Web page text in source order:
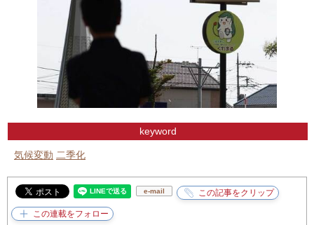
keyword
気候変動 二季化
e-mail